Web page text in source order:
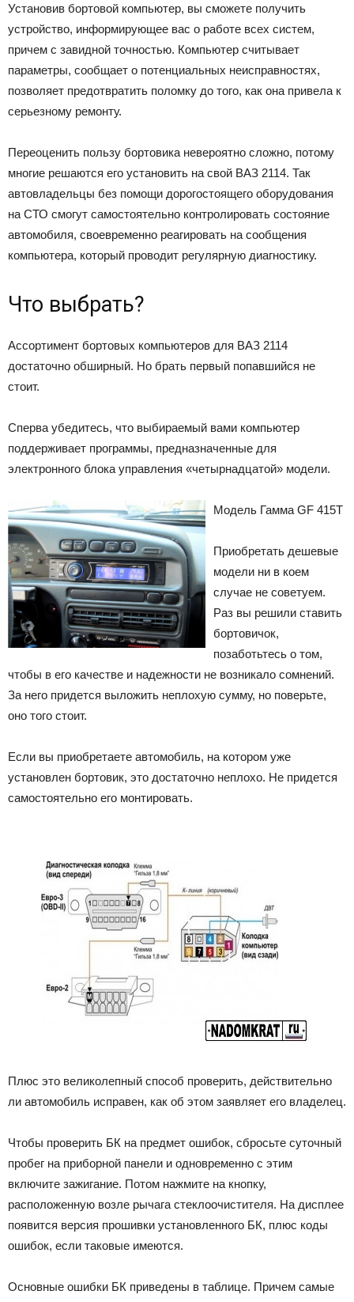
Установив бортовой компьютер, вы сможете получить
устройство, информирующее вас о работе всех систем,
причем с завидной точностью. Компьютер считывает
параметры, сообщает о потенциальных неисправностях,
позволяет предотвратить поломку до того, как она привела к
серьезному ремонту.
Переоценить пользу бортовика невероятно сложно, потому
многие решаются его установить на свой ВАЗ 2114. Так
автовладельцы без помощи дорогостоящего оборудования
на СТО смогут самостоятельно контролировать состояние
автомобиля, своевременно реагировать на сообщения
компьютера, который проводит регулярную диагностику.
Что выбрать?
Ассортимент бортовых компьютеров для ВАЗ 2114
достаточно обширный. Но брать первый попавшийся не
стоит.
Сперва убедитесь, что выбираемый вами компьютер
поддерживает программы, предназначенные для
электронного блока управления «четырнадцатой» модели.
Модель Гамма GF 415Т
Приобретать дешевые
модели ни в коем
случае не советуем.
Раз вы решили ставить
бортовичок,
позаботьтесь о том,
чтобы в его качестве и надежности не возникало сомнений.
За него придется выложить неплохую сумму, но поверьте,
оно того стоит.
Если вы приобретаете автомобиль, на котором уже
установлен бортовик, это достаточно неплохо. Не придется
самостоятельно его монтировать.
Плюс это великолепный способ проверить, действительно
ли автомобиль исправен, как об этом заявляет его владелец.
Чтобы проверить БК на предмет ошибок, сбросьте суточный
пробег на приборной панели и одновременно с этим
включите зажигание. Потом нажмите на кнопку,
расположенную возле рычага стеклоочистителя. На дисплее
появится версия прошивки установленного БК, плюс коды
ошибок, если таковые имеются.
Основные ошибки БК приведены в таблице. Причем самые